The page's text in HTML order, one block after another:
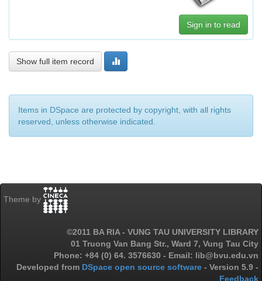
Sign in to read
Show full item record
Items in DSpace are protected by copyright, with all rights
reserved, unless otherwise indicated.
Theme by
©2011 BA RIA - VUNG TAU UNIVERSITY LIBRARY
01 Truong Van Bang Str., Ward 7, Vung Tau City
Phone: +84 (0) 64. 3576630 - Email: lib@bvu.edu.vn
Developed from DSpace open source software - Version 5.9 -
Feedback